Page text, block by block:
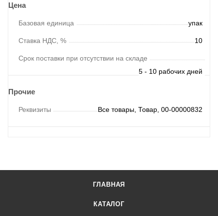
Цена
Базовая единица упак
Ставка НДС, % 10
Срок поставки при отсутствии на складе
5 - 10 рабочих дней
Прочие
Реквизиты Все товары, Товар, 00-00000832
ГЛАВНАЯ
КАТАЛОГ